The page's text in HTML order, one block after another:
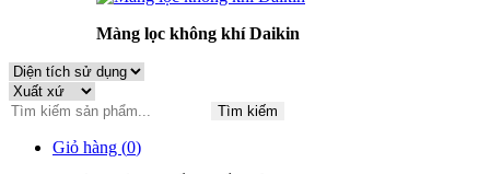
Màng lọc không khí Daikin
Tìm kiếm
Giỏ hàng (0)